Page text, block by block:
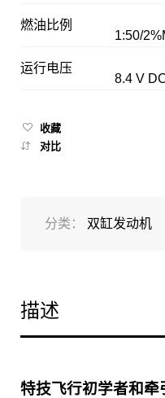
燃油比例
1:50/
运行电压
8.4 V
收藏
对比
分类： 双缸发动机
描述
特技飞行初学者和